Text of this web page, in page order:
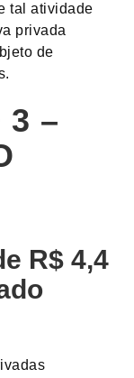
tal atividade
privada
de
3 –
R$ 4,4